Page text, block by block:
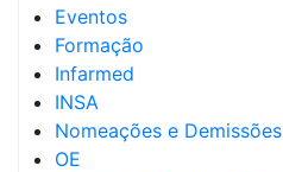
Eventos
Formação
Infarmed
INSA
Nomeações e Demissões
OE